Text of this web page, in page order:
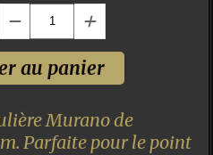
au panier
Murano de
Parfaite pour le point